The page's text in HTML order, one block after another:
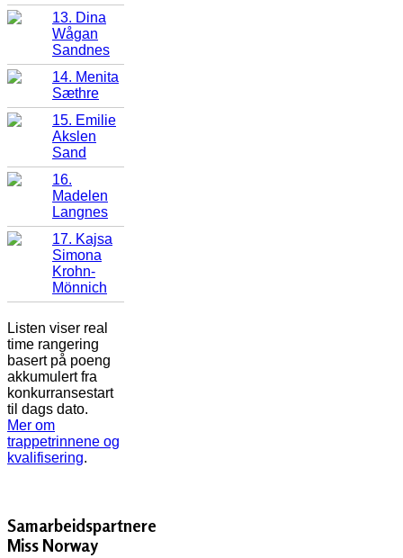
13. Dina
Wågan
Sandnes
14. Menita
Sæthre
15. Emilie
Akslen
Sand
16.
Madelen
Langnes
17. Kajsa
Simona
Krohn-
Mönnich
Listen viser real
time rangering
basert på poeng
akkumulert fra
konkurransestart
til dags dato.
Mer om
trappetrinnene og
kvalifisering.
Samarbeidspartnere
Miss Norway